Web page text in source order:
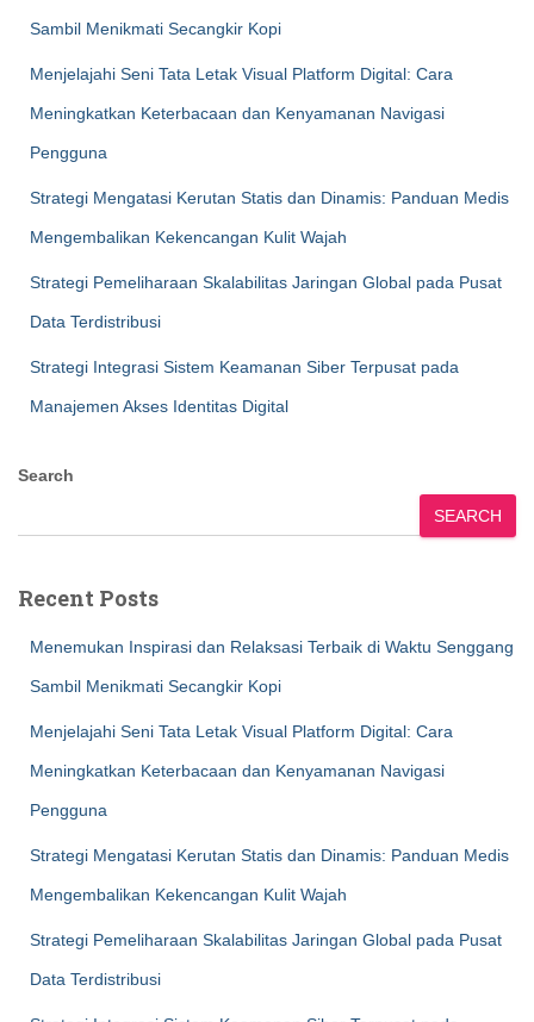
Sambil Menikmati Secangkir Kopi
Menjelajahi Seni Tata Letak Visual Platform Digital: Cara
Meningkatkan Keterbacaan dan Kenyamanan Navigasi
Pengguna
Strategi Mengatasi Kerutan Statis dan Dinamis: Panduan Medis
Mengembalikan Kekencangan Kulit Wajah
Strategi Pemeliharaan Skalabilitas Jaringan Global pada Pusat
Data Terdistribusi
Strategi Integrasi Sistem Keamanan Siber Terpusat pada
Manajemen Akses Identitas Digital
Search
SEARCH
Recent Posts
Menemukan Inspirasi dan Relaksasi Terbaik di Waktu Senggang
Sambil Menikmati Secangkir Kopi
Menjelajahi Seni Tata Letak Visual Platform Digital: Cara
Meningkatkan Keterbacaan dan Kenyamanan Navigasi
Pengguna
Strategi Mengatasi Kerutan Statis dan Dinamis: Panduan Medis
Mengembalikan Kekencangan Kulit Wajah
Strategi Pemeliharaan Skalabilitas Jaringan Global pada Pusat
Data Terdistribusi